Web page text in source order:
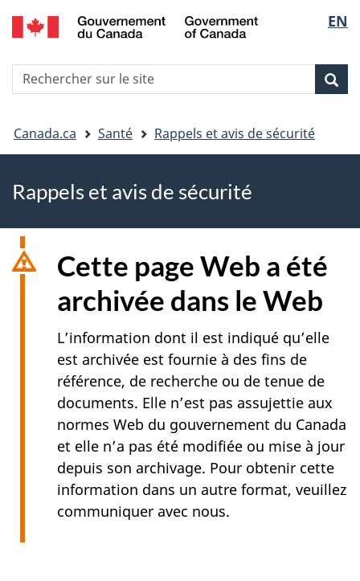
Skip
to
Skip
to
Passer
à
HTML
de
la
EN
Recherche
Vous
êtes
ici
Canada.ca Santé Rappels et avis de sécurité
Rappels et avis de sécurité
Cette page Web a été
archivée dans le Web
L’information dont il est indiqué qu’elle
est archivée est fournie à des fins de
référence, de recherche ou de tenue de
documents. Elle n’est pas assujettie aux
normes Web du gouvernement du Canada
et elle n’a pas été modifiée ou mise à jour
depuis son archivage. Pour obtenir cette
information dans un autre format, veuillez
communiquer avec nous.